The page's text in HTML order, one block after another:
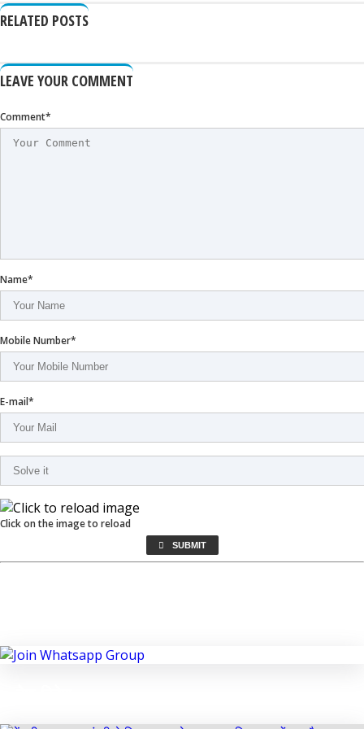
RELATED POSTS
LEAVE YOUR COMMENT
Comment*
Name*
Mobile Number*
E-mail*
Click on the image to reload
SUBMIT